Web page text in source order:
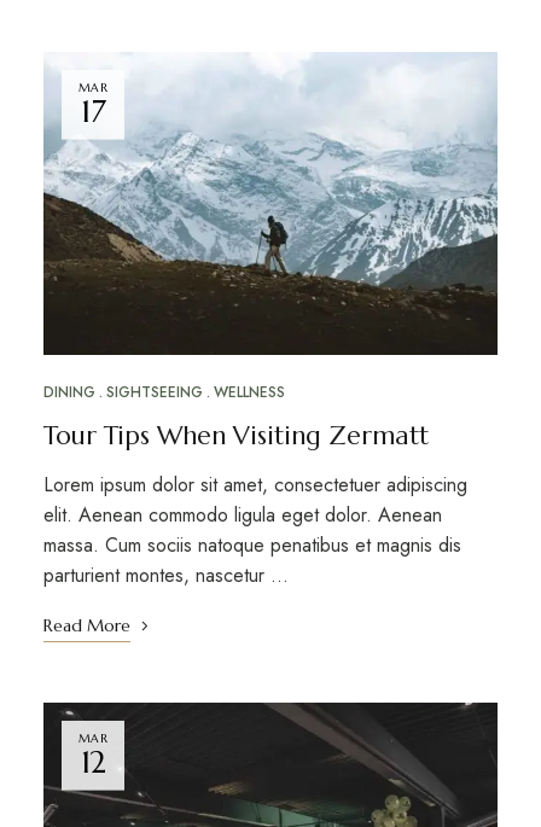
MAR
17
DINING SIGHTSEEING WELLNESS
Tour Tips When Visiting Zermatt
Lorem ipsum dolor sit amet, consectetuer adipiscing
elit. Aenean commodo ligula eget dolor. Aenean
massa. Cum sociis natoque penatibus et magnis dis
parturient montes, nascetur …
Read More
MAR
12